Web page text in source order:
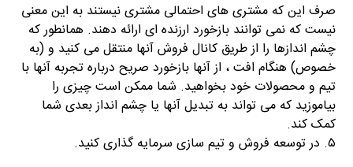
صرف این که مشتری های احتمالی مشتری نیستند به این معنی
نیست که نمی توانند بازخورد ارزنده ای ارائه دهند. همانطور که
چشم اندازها را از طریق کانال فروش آنها منتقل می کنید و (به
خصوص) هنگام افت ، از آنها بازخورد صریح درباره تجربه آنها با
تیم و محصولات خود بخواهید. شما ممکن است چیزی را
بیاموزید که می تواند به تبدیل آنها یا چشم انداز بعدی شما
کمک کند.
۵. در توسعه فروش و تیم سازی سرمایه گذاری کنید.